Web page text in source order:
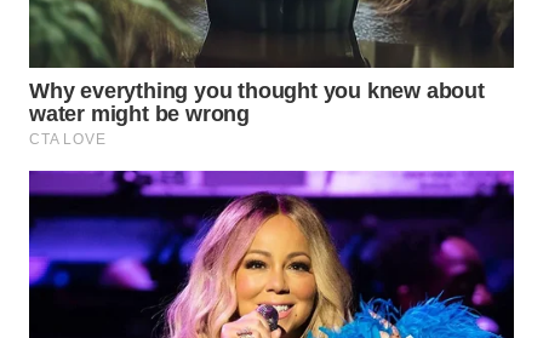
WAHANA
TV
WAHANANEWS
WAHANANEWS
CO ID
WAHANANEWS